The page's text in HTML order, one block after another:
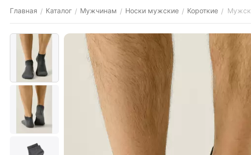
Главная / Каталог / Мужчинам / Носки мужские / Короткие /